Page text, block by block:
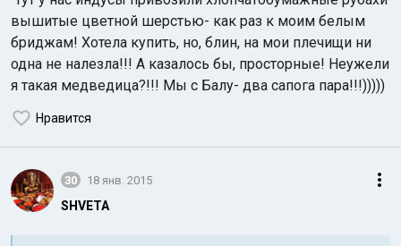
вышитые цветной шерстью- как раз к моим белым
бриджам! Хотела купить, но, блин, на мои плечищи ни
одна не налезла!!! А казалось бы, просторные! Неужели
я такая медведица?!!! Мы с Балу- два сапога пара!!!)))))
Нравится
30 18 янв. 2015
SHVETA